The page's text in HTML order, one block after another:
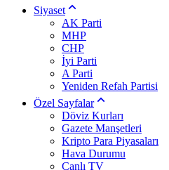
Siyaset
AK Parti
MHP
CHP
İyi Parti
A Parti
Yeniden Refah Partisi
Özel Sayfalar
Döviz Kurları
Gazete Manşetleri
Kripto Para Piyasaları
Hava Durumu
Canlı TV